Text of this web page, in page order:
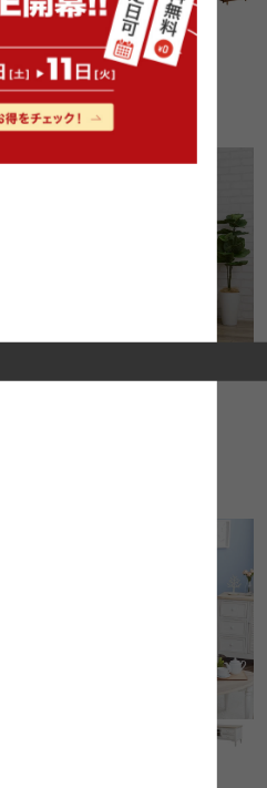
Hent テレビボード
送料無料
クーポン利用で
¥27,500→¥23,375
在庫：〇